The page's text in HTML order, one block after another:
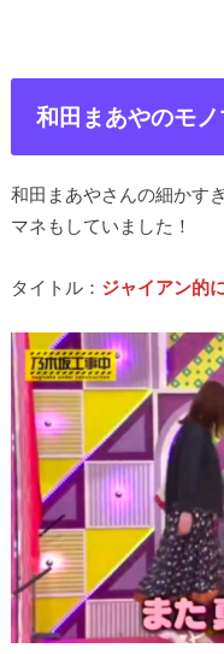
和田まあやのモ
和田まあやさんの細かす
マネもしていました！
タイトル： ジャイアン的